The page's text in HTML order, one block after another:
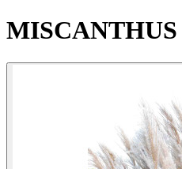
MISCANTHUS